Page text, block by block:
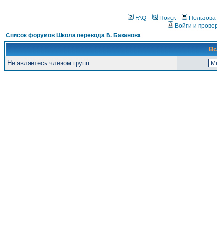
FAQ Поиск
Войти и
Список форумов Школа перевода В. Баканова
Не являетесь членом групп